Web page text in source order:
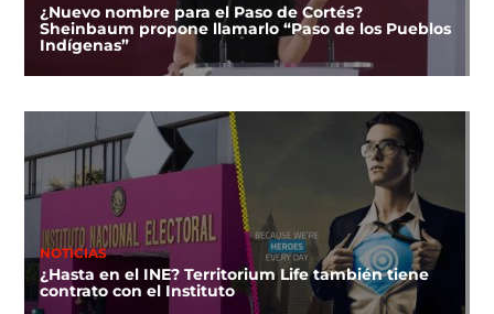
¿Nuevo nombre para el Paso de Cortés?
Sheinbaum propone llamarlo “Paso de los Pueblos
Indígenas”
NOTICIAS
¿Hasta en el INE? Territorium Life también tiene
contrato con el Instituto